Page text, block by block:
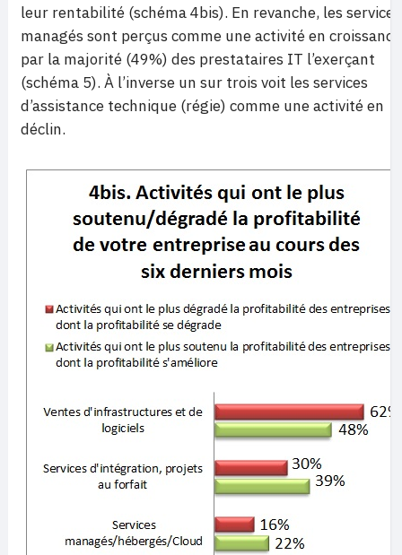
leur rentabilité (schéma 4bis). En revanche, les services
managés sont perçus comme une activité en croissance
par la majorité (49%) des prestataires IT l’exerçant
(schéma 5). À l’inverse un sur trois voit les services
d’assistance technique (régie) comme une activité en
déclin.